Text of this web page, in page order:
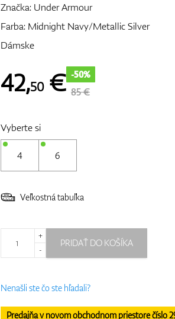
Značka: Under Armour
Farba: Midnight Navy/Metallic Silver
Dámske
42,50€ -50%
85 €
Vyberte si
4 6
Veľkostná tabuľka
+
-
PRIDAŤ DO KOŠÍKA
Nenašli ste čo ste hľadali?
Predajňa v novom obchodnom priestore číslo